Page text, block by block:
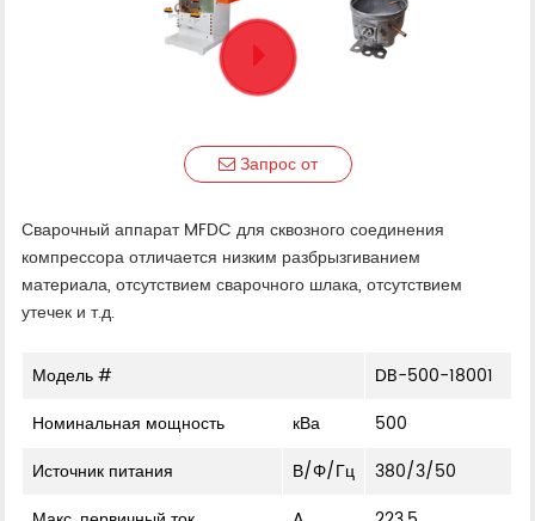
Запрос от
Сварочный аппарат MFDC для сквозного соединения
компрессора отличается низким разбрызгиванием
материала, отсутствием сварочного шлака, отсутствием
утечек и т.д.
Модель #
DB-500-18001
Номинальная мощность
кВа
500
Источник питания
В/Φ/Гц
380/3/50